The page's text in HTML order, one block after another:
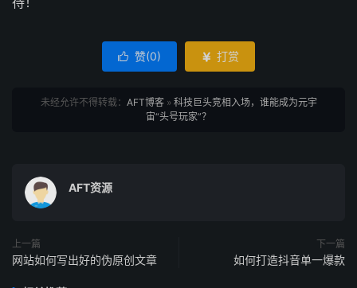
 赞(0)  打赏
未经允许不得转载： AFT博客» 科技巨头竞相入场，谁能成为元宇
宙“头号玩家”？
AFT资源
上一篇
网站如何写出好的伪原创文章
下一篇
如何打造抖音单一爆款